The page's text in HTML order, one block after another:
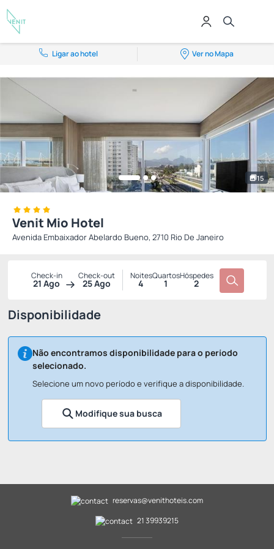
Ligar ao hotel Ver no Mapa
15
Venit Mio Hotel
Avenida Embaixador Abelardo Bueno, 2710 Rio De Janeiro
Check-in
21 Ago
Check-out
25 Ago
Noites
4
Quartos
1
Hóspedes
2
Disponibilidade
Não encontramos disponibilidade para o período
selecionado.
Selecione um novo período e verifique a disponibilidade.
Modifique sua busca
reservas@venithoteis.com
21 39939215